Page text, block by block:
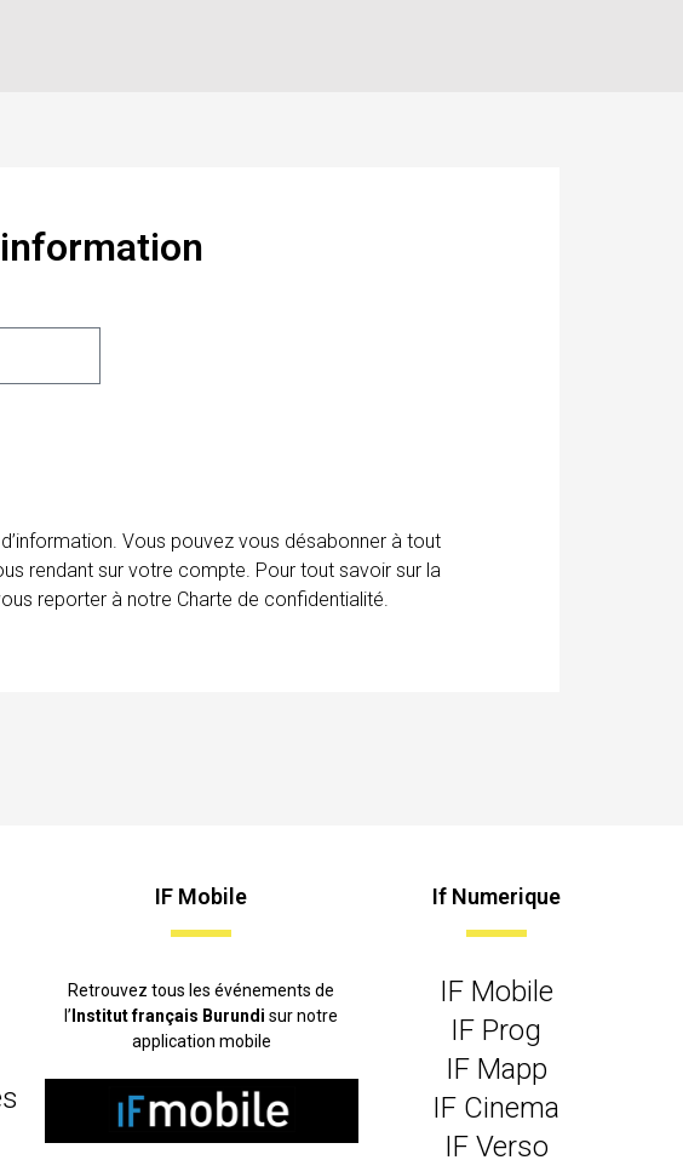
Vous pouvez vous désabonner à tout
rendant sur votre compte. Pour tout savoir sur la
reporter à notre Charte de confidentialité.
IF Mobile
Retrouvez tous les événements de
l’ Institut français Burundisur notre
application mobile
If Numerique
IF Mobile
IF Prog
IF Mapp
IF Cinema
IF Verso